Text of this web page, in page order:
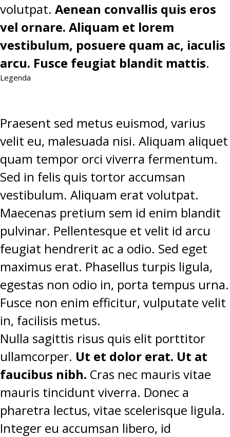
volutpat. Aenean convallis quis eros
vel ornare. Aliquam et lorem
vestibulum, posuere quam ac, iaculis
arcu. Fusce feugiat blandit mattis.
Legenda
Praesent sed metus euismod, varius
velit eu, malesuada nisi. Aliquam aliquet
quam tempor orci viverra fermentum.
Sed in felis quis tortor accumsan
vestibulum. Aliquam erat volutpat.
Maecenas pretium sem id enim blandit
pulvinar. Pellentesque et velit id arcu
feugiat hendrerit ac a odio. Sed eget
maximus erat. Phasellus turpis ligula,
egestas non odio in, porta tempus urna.
Fusce non enim efficitur, vulputate velit
in, facilisis metus.
Nulla sagittis risus quis elit porttitor
ullamcorper. Ut et dolor erat. Ut at
faucibus nibh. Cras nec mauris vitae
mauris tincidunt viverra. Donec a
pharetra lectus, vitae scelerisque ligula.
Integer eu accumsan libero, id